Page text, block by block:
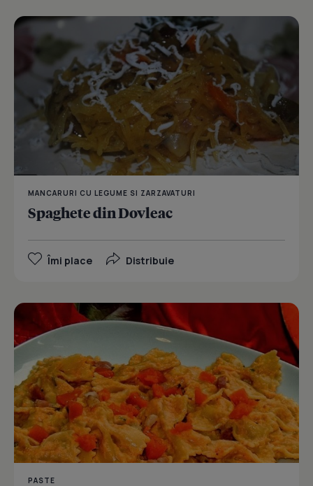
MANCARURI CU LEGUME SI ZARZAVATURI
Spaghete din Dovleac
Îmi place Distribuie
PASTE